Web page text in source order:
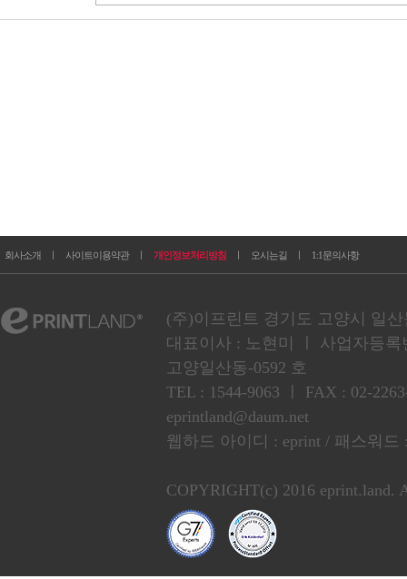
회사소개 ㅣ 사이트이용약관 ㅣ 개인정보처리방침 ㅣ 오시는길 ㅣ 1:1문의사항
(주)이프린트 경기도 고양시 일
대표이사 : 노현미 ㅣ 사업자등록
고양일산동-0592 호
TEL : 1544-9063 ㅣ FAX : 02-
eprintland@daum.net
웹하드 아이디 : eprint / 패스워드
COPYRIGHT(c) 2016 eprint.land.